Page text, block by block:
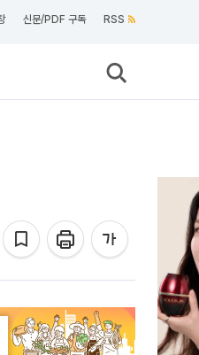
신문/PDF 구독 RSS